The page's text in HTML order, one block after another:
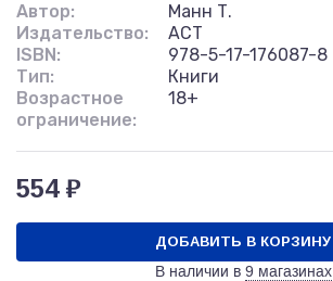
Автор:
Манн Т.
Издательство:
АСТ
ISBN:
978-5-17-176087-8
Тип:
Книги
Возрастное
ограничение:
18+
554 ₽
ДОБАВИТЬ В КОРЗИНУ
В наличии в 9 магазинах